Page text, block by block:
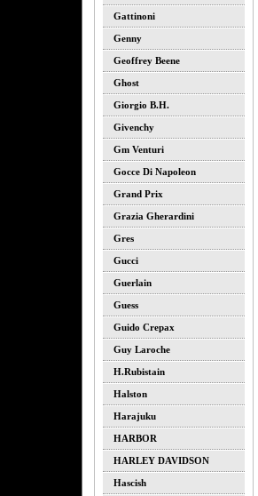
Gattinoni
Genny
Geoffrey Beene
Ghost
Giorgio B.h.
Givenchy
Gm Venturi
Gocce Di Napoleon
Grand Prix
Grazia Gherardini
Gres
Gucci
Guerlain
Guess
Guido Crepax
Guy Laroche
H.rubistain
Halston
Harajuku
HARBOR
HARLEY DAVIDSON
Hascish